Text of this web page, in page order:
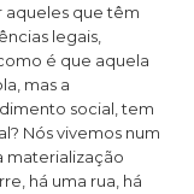
aqueles que têm
legais,
é que aquela
mas a
social, tem
Nós vivemos num
materialização
há uma rua, há